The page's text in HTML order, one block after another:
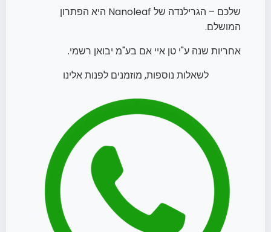
שלכם – הגרילנדה של Nanoleaf היא הפתרון
המושלם.
אחריות שנה ע"י טן איי אם בע"מ יבואן רשמי.
לשאלות נוספות, מוזמנים לפנות אלינו